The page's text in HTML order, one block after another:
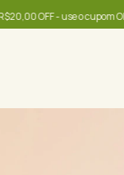
FRETE GRÁTIS NAS